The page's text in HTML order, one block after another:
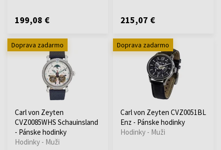
199,08 € 215,07 €
Doprava zadarmo
Carl von Zeyten
CVZ0085WHS Schauinsland
- Pánske hodinky
Hodinky - Muži
Doprava zadarmo
Carl von Zeyten CVZ0051BL
Enz - Pánske hodinky
Hodinky - Muži